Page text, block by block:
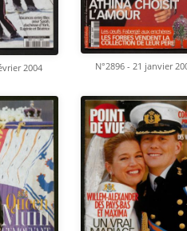
2004 N°2896 - 21 janvier